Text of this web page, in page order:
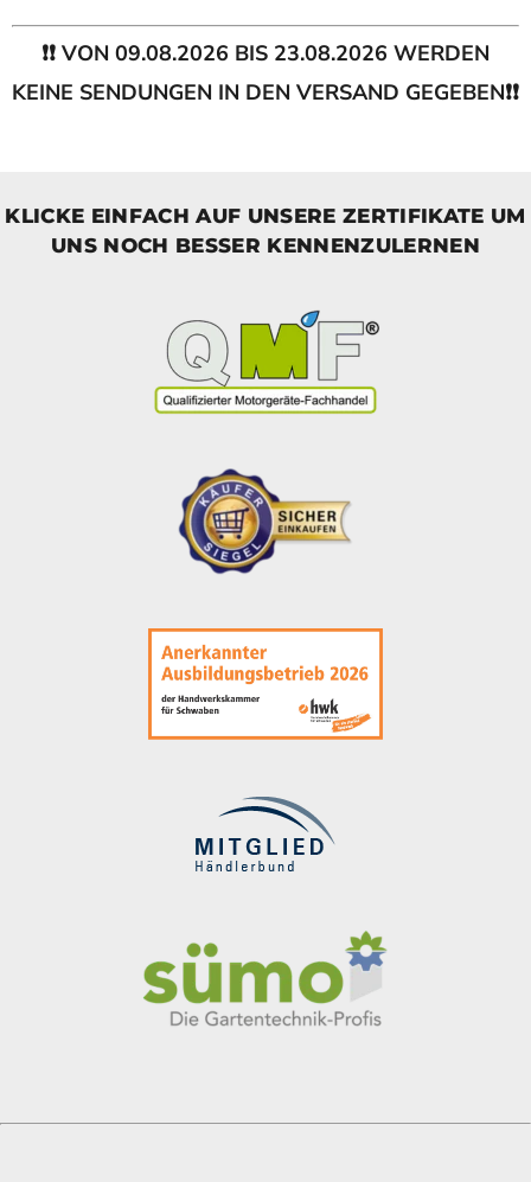
❗❗ VON 09.08.2026 BIS 23.08.2026 WERDEN
KEINE SENDUNGEN IN DEN VERSAND GEGEBEN❗❗
KLICKE EINFACH AUF UNSERE ZERTIFIKATE UM
UNS NOCH BESSER KENNENZULERNEN